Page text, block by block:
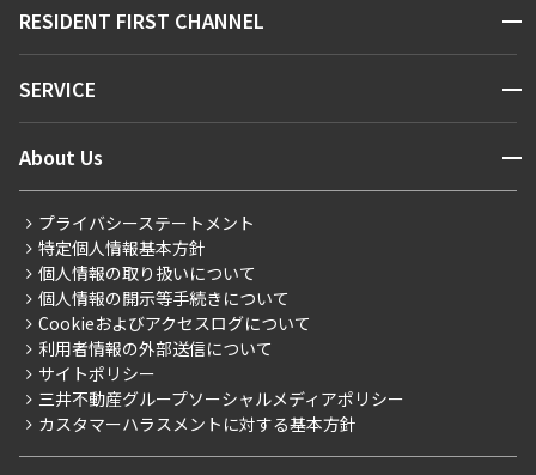
新着情報から探す
新着募集情報
こだわりから探す
こだわり一覧
プレミアムマンション
新築
当社限定（港区・渋谷区）
当社限定（港区・渋谷区以外）
三井不動産企画
お問い合わせ
RESIDENT FIRST CHANNEL 開閉
マンションレポート
住まいのコラム
SERVICE 開閉
会員ページ
ご入居・提携サービス
お部屋探しからご契約まで
よくあるご質問
社宅紹介
【仲介会社様向け】当社仲介事業部取り扱い物件入居申込
About Us 開閉
会社情報
事業案内
採用情報
ニュースリリース
お問い合わせ
プライバシーステートメント
特定個人情報基本方針
個人情報の取り扱いについて
個人情報の開示等手続きについて
Cookieおよびアクセスログについて
利用者情報の外部送信について
サイトポリシー
三井不動産グループソーシャルメディアポリシー
カスタマーハラスメントに対する基本方針